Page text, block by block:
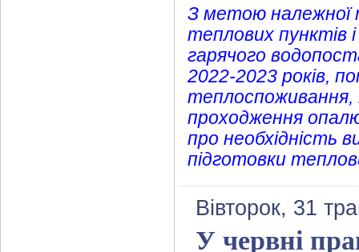
З метою належної
теплових пунктів
гарячого
2022-2023 років,
теплоспоживання,
проходження
про необхідність
підготовки
Вівторок, 31
У червні